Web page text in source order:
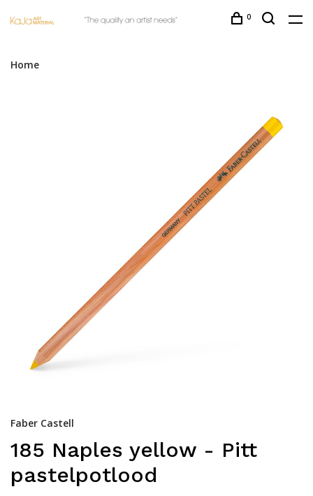
0
Home
Faber Castell
185 Naples yellow - Pitt
pastelpotlood